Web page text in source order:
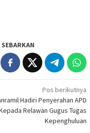
SEBARKAN
Pos berikutnya
Hadiri Penyerahan APD
Relawan Gugus Tugas
Kepenghuluan